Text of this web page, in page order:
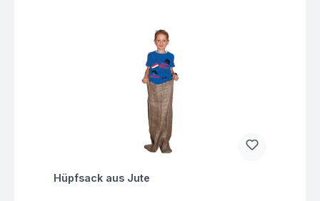
Fragen zum Artikel
Hüpfsack aus Jute